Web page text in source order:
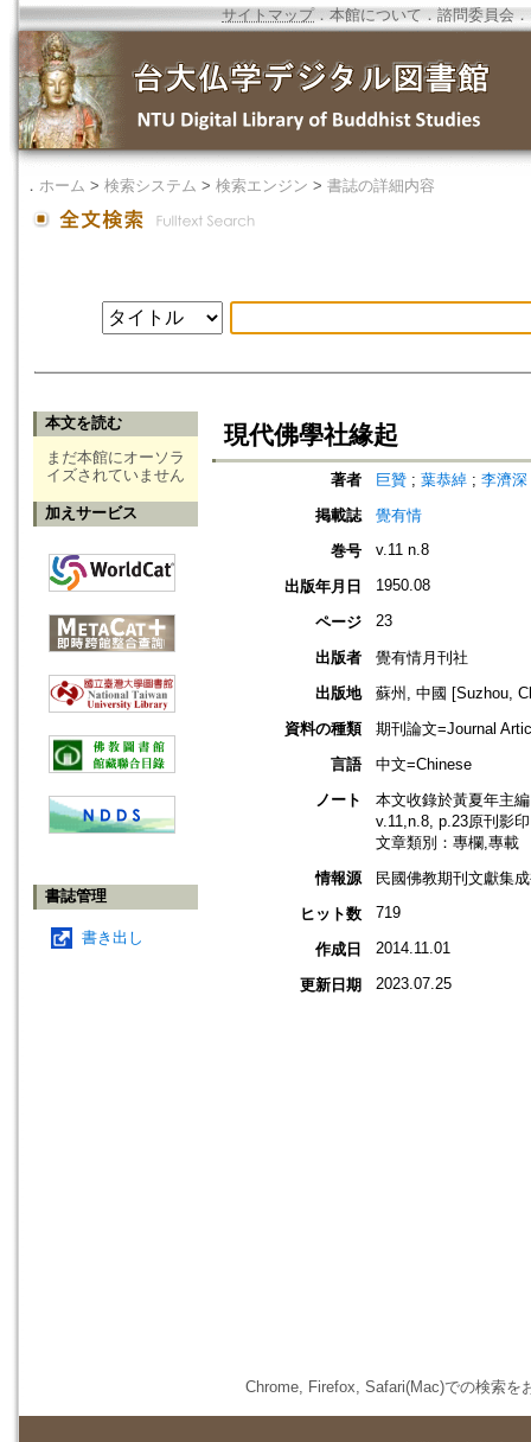
サイトマップ．本館について ． 諮問委員会 ．
． ホーム > 検索システム > 検索エンジン > 書誌の詳細内容
本文を読む
まだ本館にオーソラ
イズされていません
加えサービス
書誌管理
書き出し
現代佛學社緣起
著者 巨贊 ; 葉恭綽 ; 李濟深
掲載誌
覺有情
巻号
v.11 n.8
出版年月日 1950.08
ページ 23
出版者
覺有情月刊社
出版地
蘇州, 中國 [Suzhou,
資料の種類
期刊論文=Journal
言語
中文=Chinese
ノート
本文收錄於黃夏年主
v.11,n.8, p.23原刊影
文章類別：專欄,專載
情報源
民國佛教期刊文獻集
ヒット数
719
作成日 2014.11.01
更新日期 2023.07.25
Chrome, Firefox, Safari(Mac)での検索を